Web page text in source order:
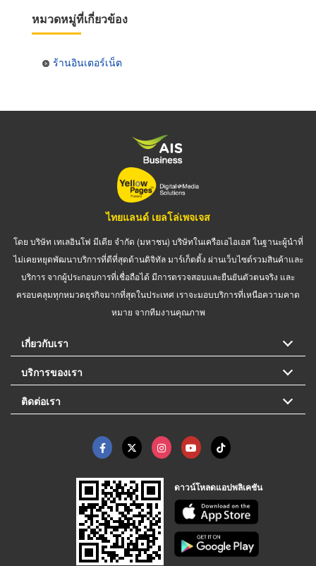
หมวดหมู่ที่เกี่ยวข้อง
ร้านอินเตอร์เน็ต
ไทยแลนด์ เยลโล่เพจเจส
โดย บริษัท เทเลอินโฟ มีเดีย จำกัด (มหาชน) บริษัทในเครือเอไอเอส ในฐานะผู้นำที่
ไม่เคยหยุดพัฒนาบริการที่ดีที่สุดด้านดิจิทัล มาร์เก็ตติ้ง ผ่านเว็บไซต์รวมสินค้าและ
บริการ จากผู้ประกอบการที่เชื่อถือได้ มีการตรวจสอบและยืนยันตัวตนจริง และ
ครอบคลุมทุกหมวดธุรกิจมากที่สุดในประเทศ เราจะมอบบริการที่เหนือความคาด
หมาย จากทีมงานคุณภาพ
เกี่ยวกับเรา
บริการของเรา
ติดต่อเรา
ดาวน์โหลดแอปพลิเคชัน